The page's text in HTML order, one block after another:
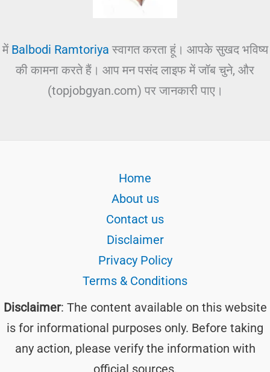
में Balbodi Ramtoriya स्वागत करता हूं। आपके सुखद भविष्य
की कामना करते हैं। आप मन पसंद लाइफ में जॉब चुने, और
(topjobgyan.com) पर जानकारी पाए।
Home
About us
Contact us
Disclaimer
Privacy Policy
Terms & Conditions
Disclaimer: The content available on this website
is for informational purposes only. Before taking
any action, please verify the information with
official sources.